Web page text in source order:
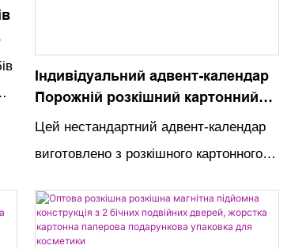
Індивідуальний адвент-календар
Порожній розкішний картонний
паперовий подарунок Краса
Косметична упаковка Зворотний
відлік Різдвяний адвент-календар
Цей нестандартний адвент-календар
виготовлено з розкішного картонного
подарункова упаковка для
косметичних та косметичних засобів.